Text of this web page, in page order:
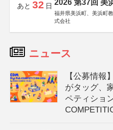
あと 32 日 2026 第37回 美
福井県美浜町、美浜町
式会社
ニュース
【公募情報
がタッグ、
ペティショ